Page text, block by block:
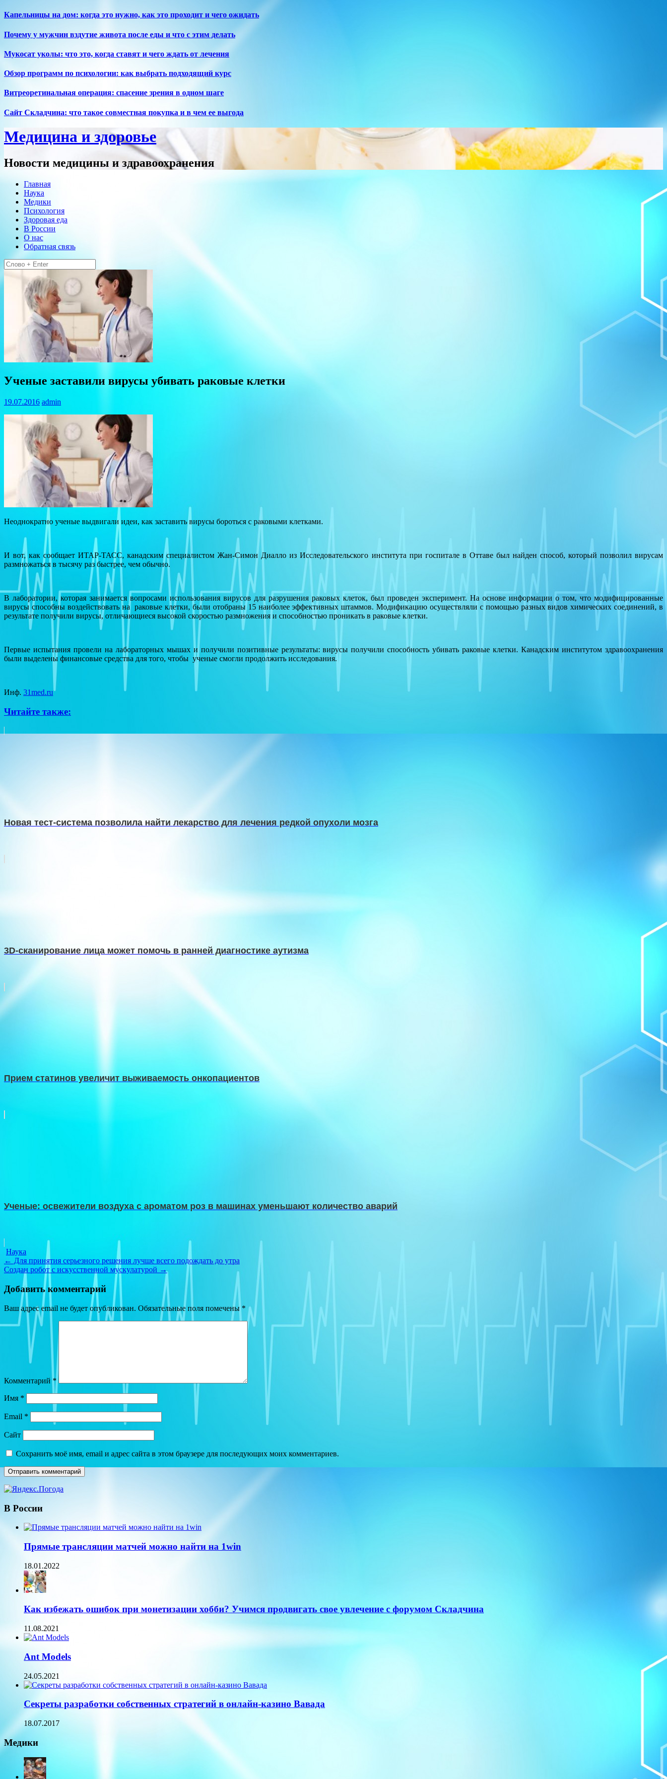
Перейти
содержимому
Капельницы на дом: когда это нужно, как это проходит и чего ожидать
Почему у мужчин вздутие живота после еды и что с этим делать
Мукосат уколы: что это, когда ставят и чего ждать от лечения
Обзор программ по психологии: как выбрать подходящий курс
Витреоретинальная операция: спасение зрения в одном шаге
Сайт Складчина: что такое совместная покупка и в чем ее выгода
Медицина и здоровье
Новости медицины и здравоохранения
Главная
Наука
Медики
Психология
Здоровая еда
В России
О нас
Обратная связь
Найти:
Ученые заставили вирусы убивать раковые клетки
19.07.2016 admin
Неоднократно ученые выдвигали идеи, как заставить вирусы бороться с раковыми клетками.
И вот, как сообщает ИТАР-ТАСС, канадским специалистом Жан-Симон Диалло из Исследовательского института при госпитале в Оттаве был найден способ, который позволил вирусам
размножаться в тысячу раз быстрее, чем обычно.
В лаборатории, которая занимается вопросами использования вирусов для разрушения раковых клеток, был проведен эксперимент. На основе информации о том, что модифицированные
вирусы способны воздействовать на раковые клетки, были отобраны 15 наиболее эффективных штаммов. Модификацию осуществляли с помощью разных видов химических соединений, в
результате получили вирусы, отличающиеся высокой скоростью размножения и способностью проникать в раковые клетки.
Первые испытания провели на лабораторных мышах и получили позитивные результаты: вирусы получили способность убивать раковые клетки. Канадским институтом здравоохранения
были выделены финансовые средства для того, чтобы ученые смогли продолжить исследования.
Инф. 31med.ru
Читайте также:
Новая тест-система позволила найти лекарство для лечения редкой опухоли мозга
3D-сканирование лица может помочь в ранней диагностике аутизма
Прием статинов увеличит выживаемость онкопациентов
Ученые: освежители воздуха с ароматом роз в машинах уменьшают количество аварий
Наука
Навигация
по
записям
← Для принятия серьезного решения лучше всего подождать до утра
Создан робот с искусственной мускулатурой →
Добавить комментарий
Ваш адрес email не будет опубликован. Обязательные поля помечены *
Комментарий *
Имя *
Email *
Сайт
Сохранить моё имя, email и адрес сайта в этом браузере для последующих моих комментариев.
В России
Прямые трансляции матчей можно найти на 1win
18.01.2022
Как избежать ошибок при монетизации хобби? Учимся продвигать свое увлечение с форумом Складчина
11.08.2021
Ant Models
24.05.2021
Секреты разработки собственных стратегий в онлайн-казино Вавада
18.07.2017
Медики